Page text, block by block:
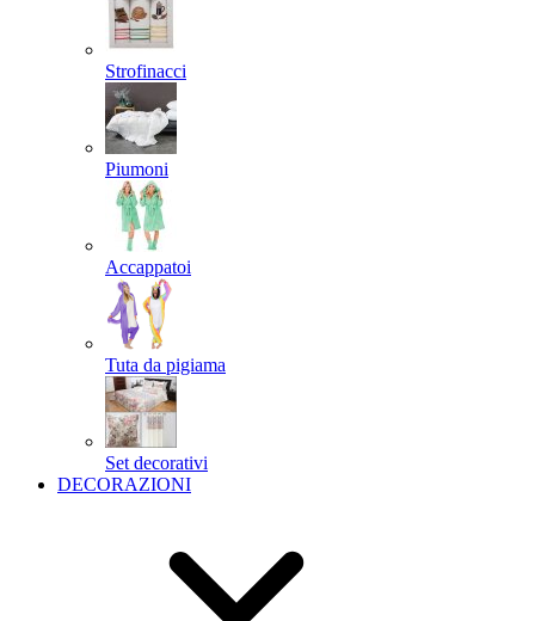
Strofinacci
Piumoni
Accappatoi
Tuta da pigiama
Set decorativi
DECORAZIONI